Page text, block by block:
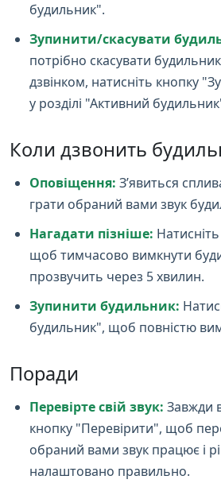
будильник".
Зупинити/скасувати
потрібно скасувати
дзвінком, натисніть кнопку
у розділі "Активний
Коли дзвонить
Оповіщення: З’явиться
грати обраний вами звук
Нагадати пізніше:
щоб тимчасово вимкнути
прозвучить через 5 хвилин.
Зупинити будильник:
будильник", щоб повністю
Поради
Перевірте свій звук: Завжди
кнопку "Перевірити", щоб
обраний вами звук працює і
налаштовано правильно.